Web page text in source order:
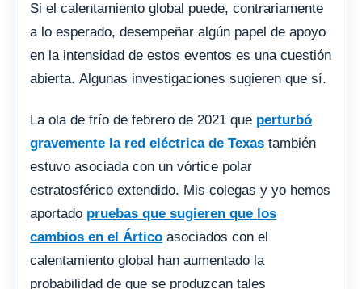
Si el calentamiento global puede, contrariamente
a lo esperado, desempeñar algún papel de apoyo
en la intensidad de estos eventos es una cuestión
abierta. Algunas investigaciones sugieren que sí.
La ola de frío de febrero de 2021 que perturbó
gravemente la red eléctrica de Texas también
estuvo asociada con un vórtice polar
estratosférico extendido. Mis colegas y yo hemos
aportado pruebas que sugieren que los
cambios en el Ártico asociados con el
calentamiento global han aumentado la
probabilidad de que se produzcan tales